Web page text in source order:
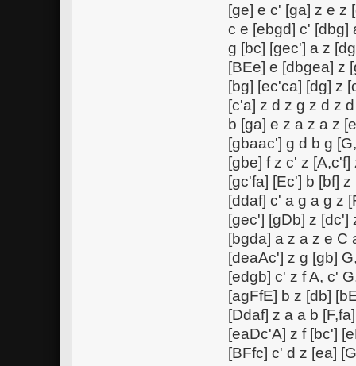
[ge] e c' [ga] z e z
c e [ebgd] c' [dbg]
g [bc] [gec'] a z
[BEe] e [dbgea] z
[bg] [ec'ca] [dg] z
[c'a] z d z g z d z
b [ga] e z a z a z
[gbaac'] g d b g
[gbe] f z c' z
[gc'fa] [Ec'] b [bf]
[ddaf] c' a g a g z
[gec'] [gDb] z [dc']
[bgda] a z a z e C
[deaAc'] z g [gb]
[edgb] c' z f A, c'
[agFfE] b z [db]
[Ddaf] z a a b
[eaDc'A] z f [bc']
[BFfc] c' d z [ea]